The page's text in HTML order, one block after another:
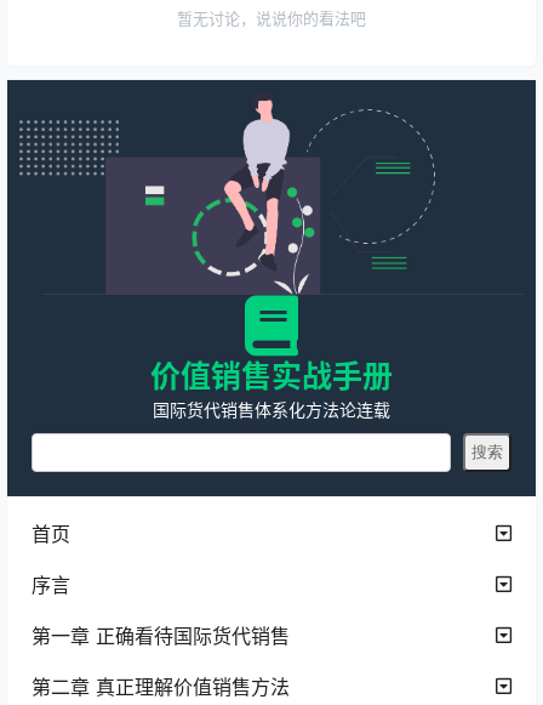
暂无讨论，说说你的看法吧
价值销售实战手册
国际货代销售体系化方法论连载
首页
序言
第一章 正确看待国际货代销售
第二章 真正理解价值销售方法